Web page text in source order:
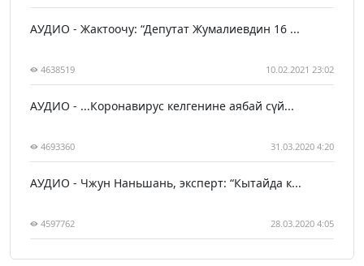
АУДИО - Жактоочу: “Депутат Жумалиевдин 16 ...
4638519 10.02.2021 23:02
АУДИО - ...Коронавирус келгенине аябай сүй...
4693360 31.03.2020 4:20
АУДИО - Чжун Наньшань, эксперт: “Кытайда к...
4597762 28.03.2020 4:05